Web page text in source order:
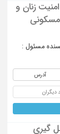
زنان و
مسئول :
آدرس
دیگران
گیری